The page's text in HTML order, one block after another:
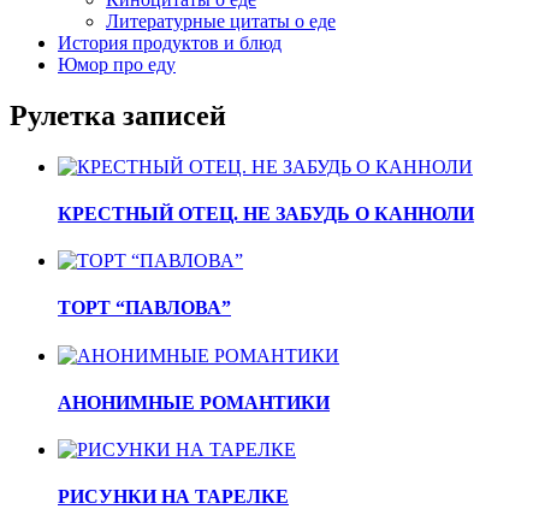
Литературные цитаты o еде
История продуктов и блюд
Юмор про еду
Рулетка записей
КРЕСТНЫЙ ОТЕЦ. НЕ ЗАБУДЬ О КАННОЛИ
ТОРТ “ПАВЛОВА”
АНОНИМНЫЕ РОМАНТИКИ
РИСУНКИ НА ТАРЕЛКЕ